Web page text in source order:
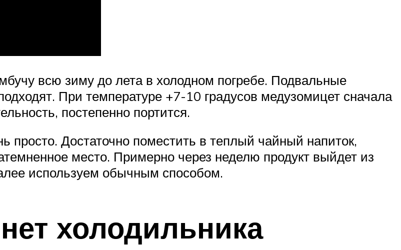
всю зиму до лета в холодном погребе. Подвальные
При температуре +7-10 градусов медузомицет сначала
постепенно портится.
просто. Достаточно поместить в теплый чайный напиток,
место. Примерно через неделю продукт выйдет из
используем обычным способом.
холодильника